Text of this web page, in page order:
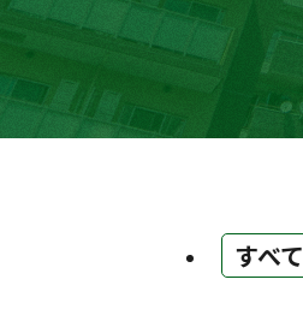
すべて